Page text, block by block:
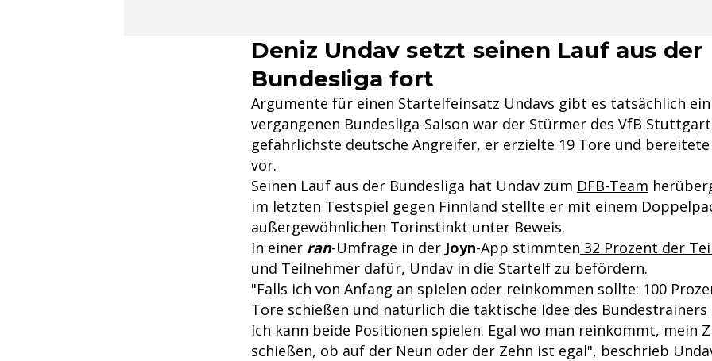
Deniz Undav setzt seinen Lauf aus der
Bundesliga fort
Argumente für einen Startelfeinsatz Undavs gibt es tatsächlich
vergangenen Bundesliga-Saison war der Stürmer des VfB
gefährlichste deutsche Angreifer, er erzielte 19 Tore und
vor.
Seinen Lauf aus der Bundesliga hat Undav zum DFB-Team
im letzten Testspiel gegen Finnland stellte er mit einem
außergewöhnlichen Torinstinkt unter Beweis.
In einer ran-Umfrage in der Joyn-App stimmten 32 Prozent der
und Teilnehmer dafür, Undav in die Startelf zu befördern.
"Falls ich von Anfang an spielen oder reinkommen sollte: 100
Tore schießen und natürlich die taktische Idee des Bundestrainers
Ich kann beide Positionen spielen. Egal wo man reinkommt, mein
schießen, ob auf der Neun oder der Zehn ist egal", beschrieb